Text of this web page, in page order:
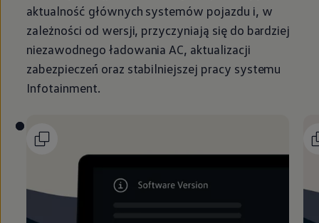
aktualność głównych systemów pojazdu i, w
zależności od wersji, przyczyniają się do bardziej
niezawodnego ładowania AC, aktualizacji
zabezpieczeń oraz stabilniejszej pracy systemu
Infotainment.